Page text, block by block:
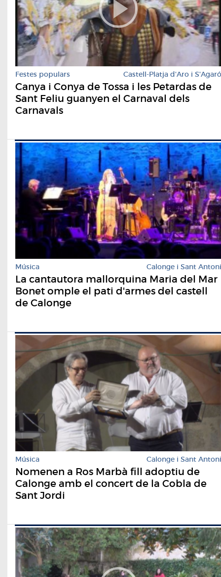
Festes populars Castell-Platja d'Aro i S'Agaró
Canya i Conya de Tossa i les Petardas de
Sant Feliu guanyen el Carnaval dels
Carnavals
Música Calonge i Sant Antoni
La cantautora mallorquina Maria del Mar
Bonet omple el pati d'armes del castell
de Calonge
Música Calonge i Sant Antoni
Nomenen a Ros Marbà fill adoptiu de
Calonge amb el concert de la Cobla de
Sant Jordi